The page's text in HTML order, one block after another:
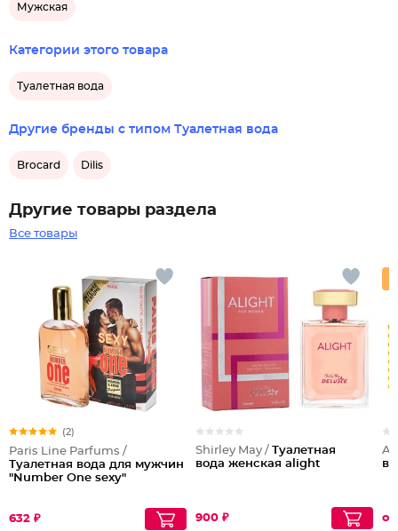
Мужская
Категории этого товара
Туалетная вода
Другие бренды с типом Туалетная вода
Brocard Dilis
Другие товары раздела
Все товары
(2)
Paris Line Parfums /
Туалетная вода для мужчин
"Number One sexy"
632 ₽
Shirley May / Туалетная
вода женская alight
900 ₽